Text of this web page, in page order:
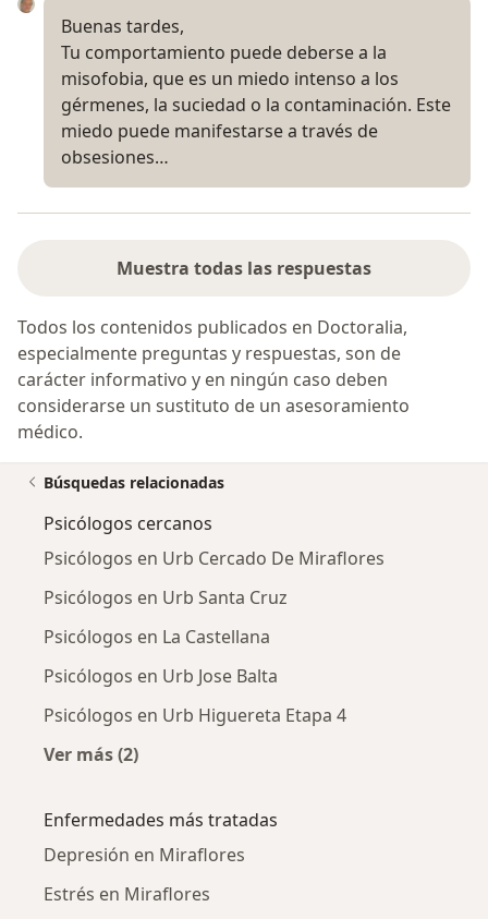
Buenas tardes,
Tu comportamiento puede deberse a la
misofobia, que es un miedo intenso a los
gérmenes, la suciedad o la contaminación. Este
miedo puede manifestarse a través de
obsesiones…
Muestra todas las respuestas
Todos los contenidos publicados en Doctoralia,
especialmente preguntas y respuestas, son de
carácter informativo y en ningún caso deben
considerarse un sustituto de un asesoramiento
médico.
Búsquedas relacionadas
Psicólogos cercanos
Psicólogos en Urb Cercado De Miraflores
Psicólogos en Urb Santa Cruz
Psicólogos en La Castellana
Psicólogos en Urb Jose Balta
Psicólogos en Urb Higuereta Etapa 4
Ver más (2)
Enfermedades más tratadas
Depresión en Miraflores
Estrés en Miraflores